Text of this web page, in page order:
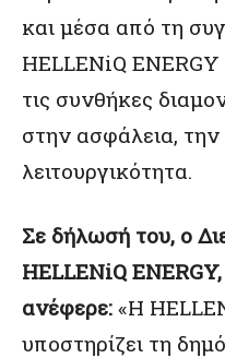
και μέσα από τη
HELLENiQ
τις συνθήκες
στην ασφάλεια, την
λειτουργικότητα.
Σε δήλωσή του, ο
HELLENiQ
ανέφερε: «Η
υποστηρίζει τη